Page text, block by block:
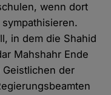
wenn dort
in dem die Shahid
Mahshahr Ende
der